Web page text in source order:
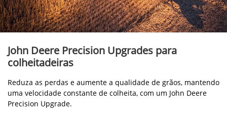
John Deere Precision Upgrades para
colheitadeiras
Reduza as perdas e aumente a qualidade de grãos, mantendo
uma velocidade constante de colheita, com um John Deere
Precision Upgrade.